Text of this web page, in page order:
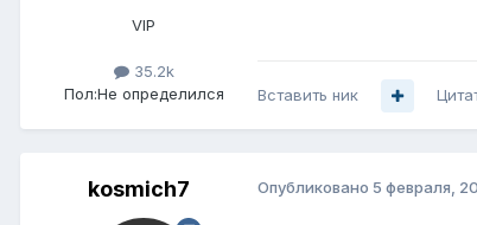
VIP
35.2k
Пол:Не определился Вставить ник
kosmich7 Опубликовано 5 февраля,